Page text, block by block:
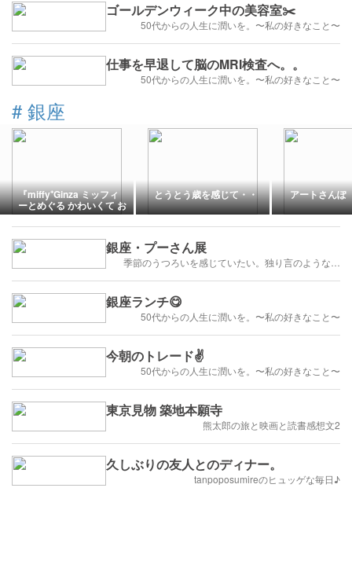
ゴールデンウィーク中の美容室✂️
50代からの人生に潤いを。〜私の好きなこと〜
仕事を早退して脳のMRI検査へ。。
50代からの人生に潤いを。〜私の好きなこと〜
# 銀座
『miffy⁺Ginza ミッフィ
ーとめぐる かわいくて お
いしい お店 』会場編！
とうとう歳を感じて・・ アートさんぽ
銀座・プーさん展
季節のうつろいを感じていたい。独り言のような…
銀座ランチ😋
50代からの人生に潤いを。〜私の好きなこと〜
今朝のトレード✌️
50代からの人生に潤いを。〜私の好きなこと〜
東京見物 築地本願寺
熊太郎の旅と映画と読書感想文2
久しぶりの友人とのディナー。
tanpoposumireのヒュッゲな毎日♪